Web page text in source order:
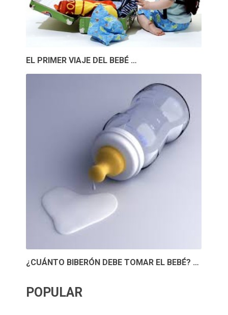
EL PRIMER VIAJE DEL BEBÉ …
¿CUÁNTO BIBERÓN DEBE TOMAR EL BEBÉ? …
POPULAR